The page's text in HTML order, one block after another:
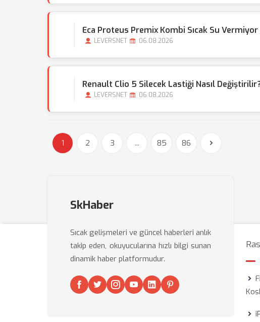
Eca Proteus Premix Kombi Sıcak Su
LEVERSNET 06.08.2026
Renault Clio 5 Silecek Lastiği Nasıl
LEVERSNET 06.08.2026
1 2 3 ... 85 86
SkHaber
Sıcak gelişmeleri ve güncel haberleri anlık
takip eden, okuyucularına hızlı bilgi sunan
dinamik haber platformudur.